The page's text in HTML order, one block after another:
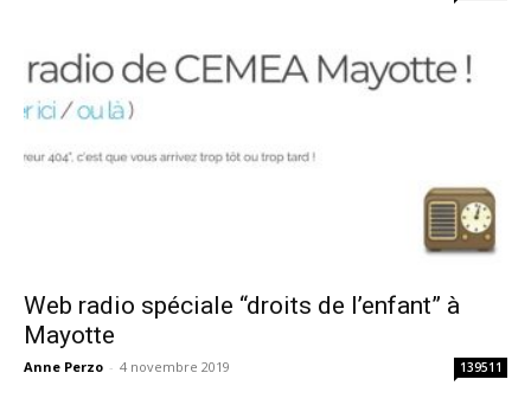
Web radio spéciale “droits de l’enfant” à
Mayotte
Anne Perzo - 4 novembre 2019 139511